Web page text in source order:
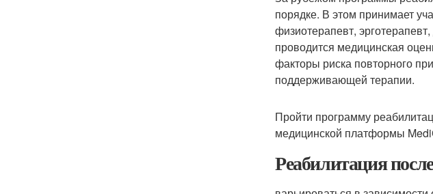
порядке. В этом принимает
физиотерапевт,
проводится медицинская
факторы риска повторного
поддерживающей терапии.
Пройти программу
медицинской платформы
Реабилитация